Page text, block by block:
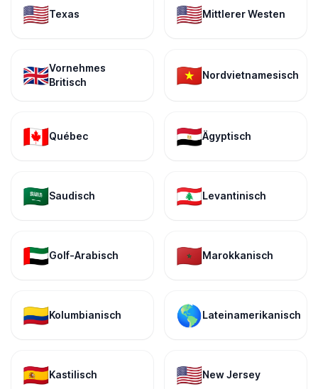
🇺🇸Texas 🇺🇸Mittlerer Westen
🇬🇧Vornehmes
Britisch
🇻🇳Nordvietnamesisch
🇨🇦Québec 🇪🇬Ägyptisch
🇸🇦Saudisch 🇱🇧Levantinisch
🇦🇪Golf-Arabisch 🇲🇦Marokkanisch
🇨🇴Kolumbianisch 🌎Lateinamerikanisch
🇪🇸Kastilisch 🇺🇸New Jersey